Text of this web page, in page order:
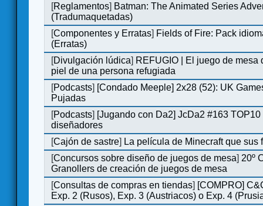
[Reglamentos] Batman: The Animated Series
(Tradumaquetadas)
[Componentes y Erratas] Fields of Fire: Pack
(Erratas)
[Divulgación lúdica] REFUGIO | El juego de mesa
piel de una persona refugiada
[Podcasts] [Condado Meeple] 2x28 (52): UK
Pujadas
[Podcasts] [Jugando con Da2] JcDa2 #163
diseñadores
[Cajón de sastre] La película de Minecraft que sus
[Concursos sobre diseño de juegos de mesa] 20º
Granollers de creación de juegos de mesa
[Consultas de compras en tiendas] [COMPRO]
Exp. 2 (Rusos), Exp. 3 (Austriacos) o Exp. 4